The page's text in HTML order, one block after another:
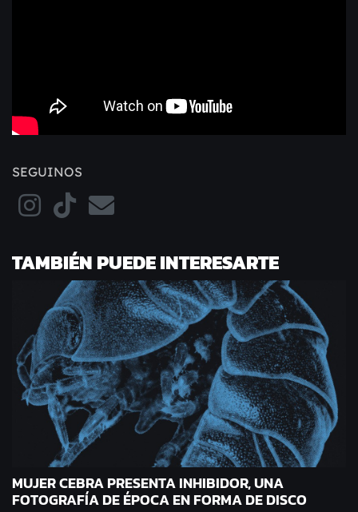
SEGUINOS
TAMBIÉN PUEDE INTERESARTE
MUJER CEBRA PRESENTA INHIBIDOR, UNA
FOTOGRAFÍA DE ÉPOCA EN FORMA DE DISCO